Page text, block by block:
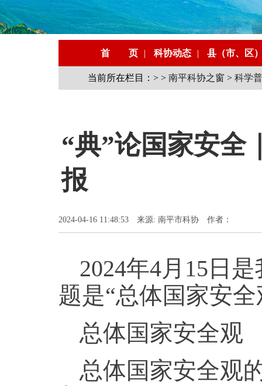
首 页 | 科协动态 | 县（市、区
当前所在栏目：> > 南平科协之窗 > 科学
“典”论国家安全
报
2024-04-16 11:48:53 来源: 南平市科协 作者：
2024年4月15日 是
题是“总体国家安
总体国家安全观
总体国家安全观